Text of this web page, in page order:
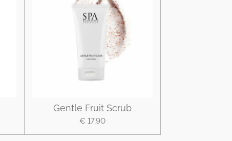
Gentle Fruit Scrub
€ 17,90